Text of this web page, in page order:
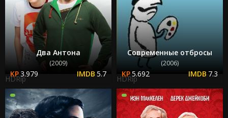
Два Антона
(2009)
3.979 5.7
HDRip
Современные отбросы
(2006)
5.692 7.3
HDRip